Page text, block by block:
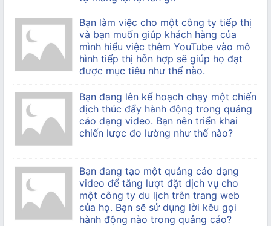
Bạn làm việc cho một công ty tiếp thị
và bạn muốn giúp khách hàng của
mình hiểu việc thêm YouTube vào mô
hình tiếp thị hỗn hợp sẽ giúp họ đạt
được mục tiêu như thế nào.
Bạn đang lên kế hoạch chạy một chiến
dịch thúc đẩy hành động trong quảng
cáo dạng video. Bạn nên triển khai
chiến lược đo lường như thế nào?
Bạn đang tạo một quảng cáo dạng
video để tăng lượt đặt dịch vụ cho
một công ty du lịch trên trang web
của họ. Bạn sẽ sử dụng lời kêu gọi
hành động nào trong quảng cáo?